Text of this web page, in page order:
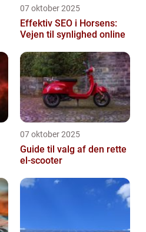
07 oktober 2025
Effektiv SEO i Horsens:
Vejen til synlighed online
07 oktober 2025
Guide til valg af den rette
el-scooter